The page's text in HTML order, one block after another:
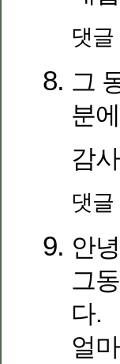
댓
그
분
감
댓
안
그
다.
얼